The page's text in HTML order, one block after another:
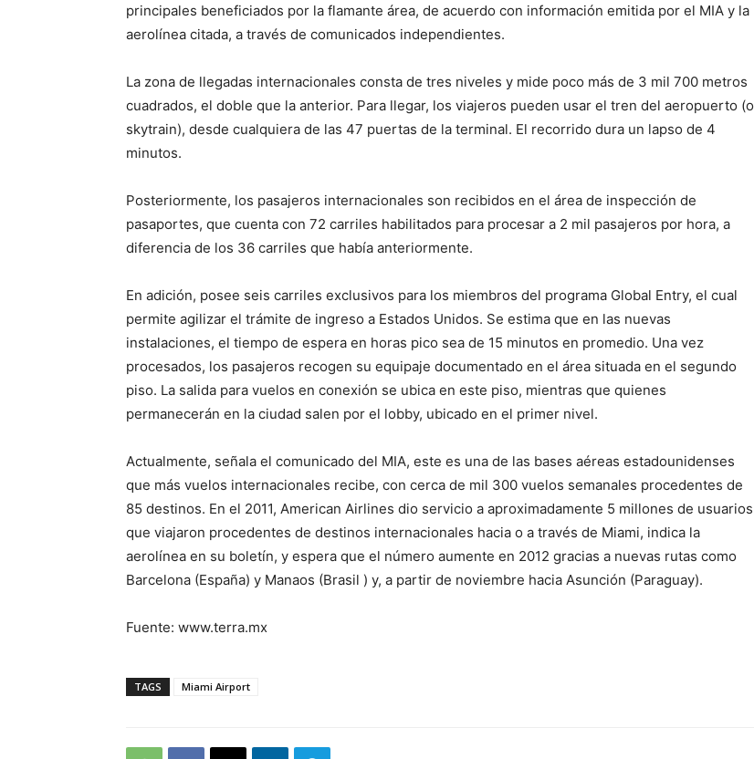
principales beneficiados por la flamante área, de acuerdo con información emitida por el MIA y la
aerolínea citada, a través de comunicados independientes.
La zona de llegadas internacionales consta de tres niveles y mide poco más de 3 mil 700 metros
cuadrados, el doble que la anterior. Para llegar, los viajeros pueden usar el tren del aeropuerto (o
skytrain), desde cualquiera de las 47 puertas de la terminal. El recorrido dura un lapso de 4
minutos.
Posteriormente, los pasajeros internacionales son recibidos en el área de inspección de
pasaportes, que cuenta con 72 carriles habilitados para procesar a 2 mil pasajeros por hora, a
diferencia de los 36 carriles que había anteriormente.
En adición, posee seis carriles exclusivos para los miembros del programa Global Entry, el cual
permite agilizar el trámite de ingreso a Estados Unidos. Se estima que en las nuevas
instalaciones, el tiempo de espera en horas pico sea de 15 minutos en promedio. Una vez
procesados, los pasajeros recogen su equipaje documentado en el área situada en el segundo
piso. La salida para vuelos en conexión se ubica en este piso, mientras que quienes
permanecerán en la ciudad salen por el lobby, ubicado en el primer nivel.
Actualmente, señala el comunicado del MIA, este es una de las bases aéreas estadounidenses
que más vuelos internacionales recibe, con cerca de mil 300 vuelos semanales procedentes de
85 destinos. En el 2011, American Airlines dio servicio a aproximadamente 5 millones de usuarios
que viajaron procedentes de destinos internacionales hacia o a través de Miami, indica la
aerolínea en su boletín, y espera que el número aumente en 2012 gracias a nuevas rutas como
Barcelona (España) y Manaos (Brasil ) y, a partir de noviembre hacia Asunción (Paraguay).
Fuente: www.terra.mx
TAGS Miami Airport